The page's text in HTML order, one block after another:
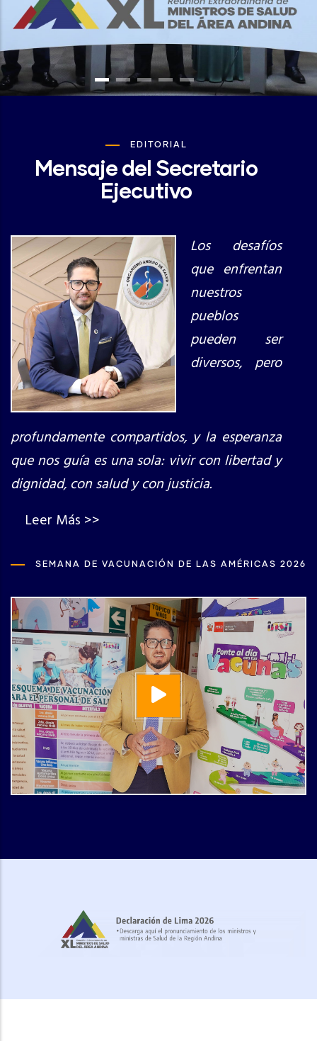
EDITORIAL
Mensaje del Secretario
Ejecutivo
Los desafíos
que enfrentan
nuestros
pueblos
pueden ser
diversos, pero
profundamente compartidos, y la esperanza
que nos guía es una sola: vivir con libertad y
dignidad, con salud y con justicia.
Leer Más >>
SEMANA DE VACUNACIÓN DE LAS AMÉRICAS 2026